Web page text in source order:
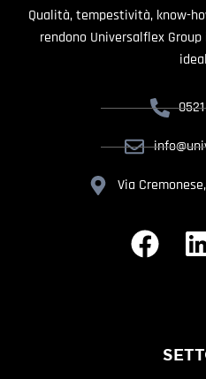
Qualità, tempestività, know-
rendono Universalflex
Via